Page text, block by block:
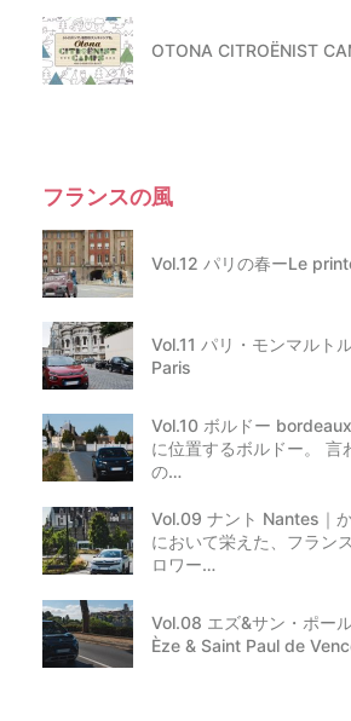
OTONA CITROËNIST
フランスの風
Vol.12 パリの春ーLe
Vol.11 パリ・モンマルト
Paris
Vol.10 ボルドー
に位置するボルドー。 言
の…
Vol.09 ナント Nantes｜
において栄えた、フラン
ロワー…
Vol.08 エズ&サン・ポー
Èze & Saint Paul de